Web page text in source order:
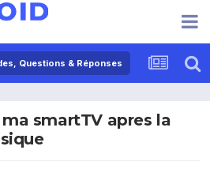
Questions & Réponses
smartTV apres la